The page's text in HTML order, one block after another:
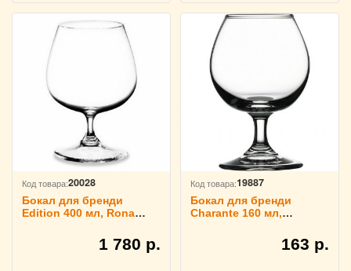
Код товара:20028
Бокал для бренди
Edition 400 мл, Rona
1 780 р.
Код товара:19887
Бокал для бренди
Charante 160 мл,
163 р.